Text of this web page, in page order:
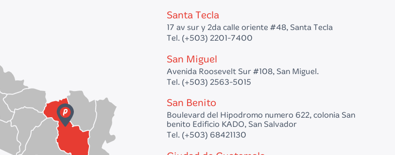
Santa Tecla
17 av sur y 2da calle oriente #48, Santa Tecla
Tel. (+503) 2201-7400
San Miguel
Avenida Roosevelt Sur #108, San Miguel.
Tel. (+503) 2563-5015
San Benito
Boulevard del Hipodromo numero 622, colonia San
benito Edificio KADO, San Salvador
Tel. (+503) 68421130